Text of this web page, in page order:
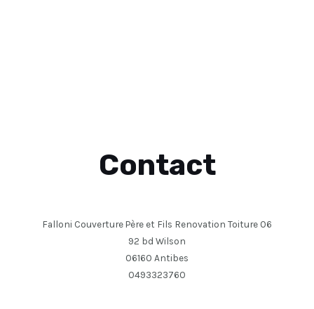
Contact
Falloni Couverture Père et Fils Renovation Toiture 06
92 bd Wilson
06160 Antibes
0493323760